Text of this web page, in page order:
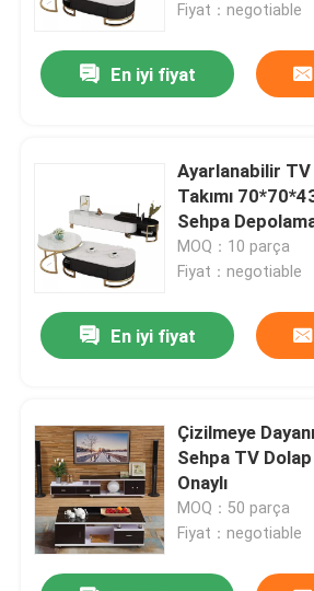
Fiyat：negotiable
En iyi fiyat
Ayarlanabilir TV
Takımı
Sehpa
MOQ：10 parça
Fiyat：negotiable
En iyi fiyat
Çizilmeye
Sehpa TV Dolap
Onaylı
MOQ：50 parça
Fiyat：negotiable